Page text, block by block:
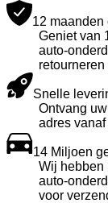
12 maanden
Geniet van
auto-
Snelle
Ontvang
adres
14 Miljoen
Wij hebben
auto-
voor